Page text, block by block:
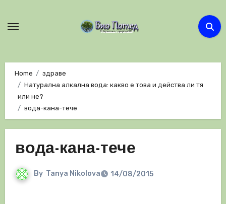
Home
здраве
Натурална алкална вода: какво е това и действа ли тя
или не?
вода-кана-тече
вода-кана-тече
By Tanya Nikolova 14/08/2015